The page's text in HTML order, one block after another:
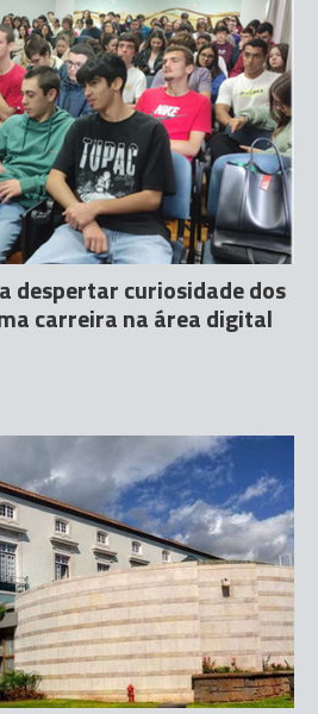
despertar curiosidade dos
carreira na área digital